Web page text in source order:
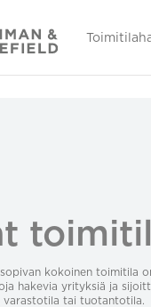
kokoinen toimitila
hakevia yrityksiä ja
varastotila tai tuotantotila.